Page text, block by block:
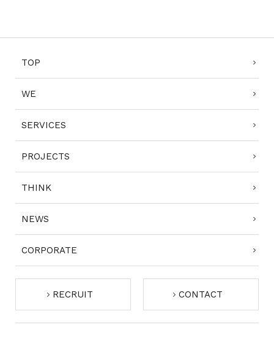
TOP
WE
SERVICES
PROJECTS
THINK
NEWS
CORPORATE
RECRUIT CONTACT